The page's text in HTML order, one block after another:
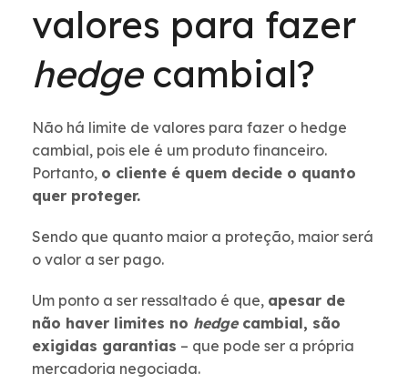
valores para fazer
hedge cambial?
Não há limite de valores para fazer o hedge
cambial, pois ele é um produto financeiro.
Portanto, o cliente é quem decide o quanto
quer proteger.
Sendo que quanto maior a proteção, maior será
o valor a ser pago.
Um ponto a ser ressaltado é que, apesar de
não haver limites no hedge cambial, são
exigidas garantias – que pode ser a própria
mercadoria negociada.